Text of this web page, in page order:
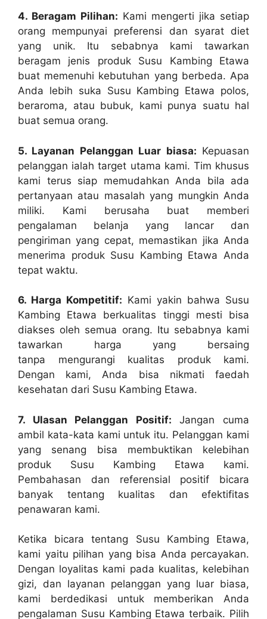
4. Beragam Pilihan: Kami mengerti jika setiap
orang mempunyai preferensi dan syarat diet
yang unik. Itu sebabnya kami tawarkan
beragam jenis produk Susu Kambing Etawa
buat memenuhi kebutuhan yang berbeda. Apa
Anda lebih suka Susu Kambing Etawa polos,
beraroma, atau bubuk, kami punya suatu hal
buat semua orang.
5. Layanan Pelanggan Luar biasa: Kepuasan
pelanggan ialah target utama kami. Tim khusus
kami terus siap memudahkan Anda bila ada
pertanyaan atau masalah yang mungkin Anda
miliki. Kami berusaha buat memberi
pengalaman belanja yang lancar dan
pengiriman yang cepat, memastikan jika Anda
menerima produk Susu Kambing Etawa Anda
tepat waktu.
6. Harga Kompetitif: Kami yakin bahwa Susu
Kambing Etawa berkualitas tinggi mesti bisa
diakses oleh semua orang. Itu sebabnya kami
tawarkan harga yang bersaing
tanpa mengurangi kualitas produk kami.
Dengan kami, Anda bisa nikmati faedah
kesehatan dari Susu Kambing Etawa.
7. Ulasan Pelanggan Positif: Jangan cuma
ambil kata-kata kami untuk itu. Pelanggan kami
yang senang bisa membuktikan kelebihan
produk Susu Kambing Etawa kami.
Pembahasan dan referensial positif bicara
banyak tentang kualitas dan efektifitas
penawaran kami.
Ketika bicara tentang Susu Kambing Etawa,
kami yaitu pilihan yang bisa Anda percayakan.
Dengan loyalitas kami pada kualitas, kelebihan
gizi, dan layanan pelanggan yang luar biasa,
kami berdedikasi untuk memberikan Anda
pengalaman Susu Kambing Etawa terbaik. Pilih